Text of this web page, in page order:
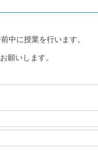
中に授業を行います。
願いします。